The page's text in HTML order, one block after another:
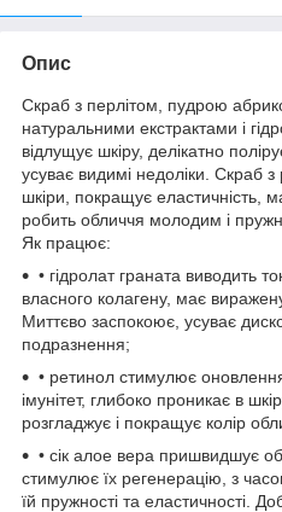
Опис
Скраб з перлітом, пудрою
натуральними екстрактами і
відлущує шкіру, делікатно
усуває видимі недоліки. Скраб
шкіри, покращує еластичність,
робить обличчя молодим і
Як працює:
• гідролат граната виводить
власного колагену, має
Миттєво заспокоює, усуває
подразнення;
• ретинол стимулює
імунітет, глибоко проникає в
розгладжує і покращує колір
• сік алое вера пришвидшує
стимулює їх регенерацію, з
їй пружності та еластичності.